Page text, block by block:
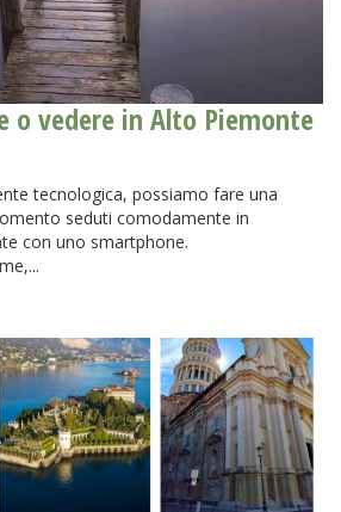
o vedere in Alto Piemonte
tecnologica, possiamo fare una
seduti comodamente in
con uno smartphone.